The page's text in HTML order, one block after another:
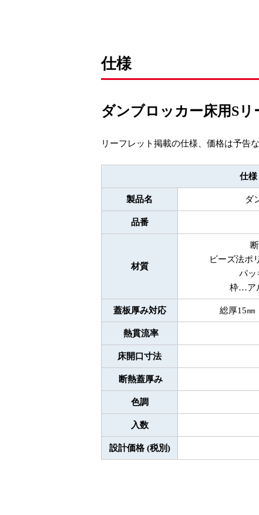
仕様
ダンブロッカー床用Sリ
リーフレット掲載の仕様、価格は予告
仕様
製品名 ダ
品番
材質
ビーズ法ポ
パッ
枠…ア
蓋板厚み対応 総厚15㎜
熱貫流率
床開口寸法
断熱蓋厚み
色調
入数
設計価格 (税別)